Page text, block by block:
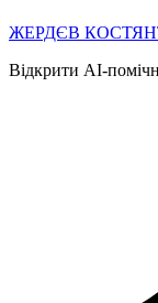
ЖЕРДЄВ
Відкрити AI-